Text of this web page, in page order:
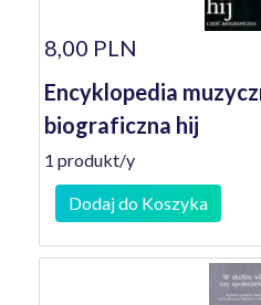
8,00 PLN
Encyklopedia
biograficzna hij
1 produkt/y
Dodaj do Koszyka